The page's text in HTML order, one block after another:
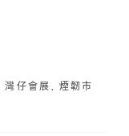
灣仔會展 , 煙韌市